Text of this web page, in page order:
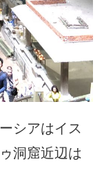
シアはイス
洞窟近辺は